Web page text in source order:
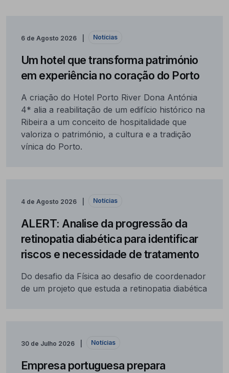
6 de Agosto 2026 Notícias
Um hotel que transforma património
em experiência no coração do Porto
A criação do Hotel Porto River Dona Antónia
4* alia a reabilitação de um edifício histórico na
Ribeira a um conceito de hospitalidade que
valoriza o património, a cultura e a tradição
vínica do Porto.
4 de Agosto 2026 Notícias
ALERT: Analise da progressão da
retinopatia diabética para identificar
riscos e necessidade de tratamento
Do desafio da Física ao desafio de coordenador
de um projeto que estuda a retinopatia diabética
30 de Julho 2026 Notícias
Empresa portuguesa prepara